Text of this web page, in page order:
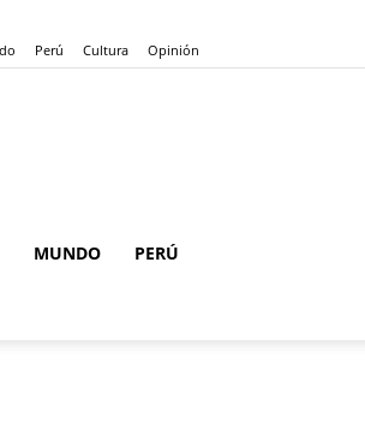
Perú Cultura Opinión
MUNDO PERÚ